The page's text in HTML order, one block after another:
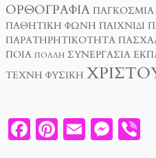
ΟΡΘΟΓΡΑΦΊΑ ΠΑΓΚΌΣΜΙΑ
ΠΑΘΗΤΙΚΉ ΦΩΝΉ ΠΑΙΧΝΊΔΙ
ΠΑΡΑΤΗΡΗΤΙΚΌΤΗΤΑ
ΠΟΙΑ ΠΟΛΛΉ ΣΥΝΕΡΓΑΣΊΑ
ΤΈΧΝΗ ΦΥΣΙΚΉ
F PI E M